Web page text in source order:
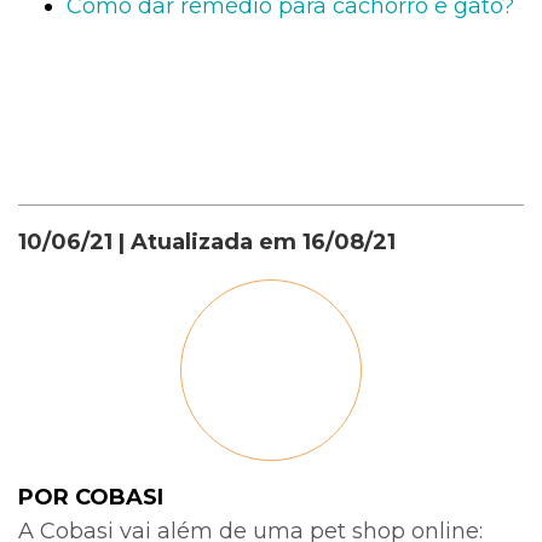
Como dar remédio para cachorro e gato?
10/06/21 | Atualizada em 16/08/21
POR COBASI
A Cobasi vai além de uma pet shop online: